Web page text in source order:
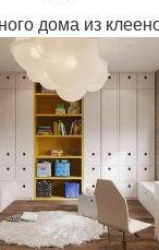
дома из